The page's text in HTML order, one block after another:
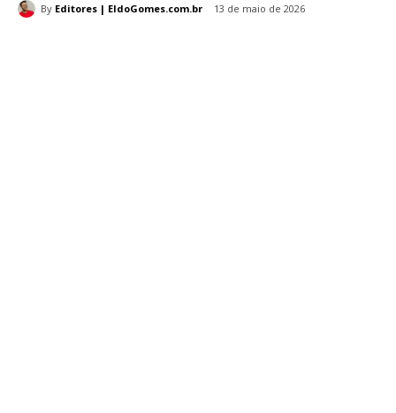
By Editores | EldoGomes.com.br 13 de maio de 2026